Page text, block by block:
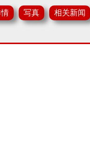
镐开始走红。8月，李
敏镐主演的短剧《虽
艺术大赏电视类最佳新
中，李敏镐获最佳新人奖
以往的“同性恋”题材
《城市猎人》，剧集
写真 相关新闻